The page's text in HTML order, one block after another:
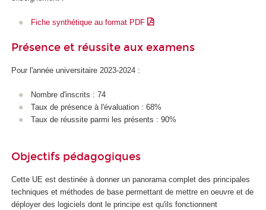
d
l
I
Fiche synthétique au format PDF
Présence et réussite aux examens
Pour l'année universitaire 2023-2024 :
Nombre d'inscrits : 74
Taux de présence à l'évaluation : 68%
Taux de réussite parmi les présents : 90%
Objectifs pédagogiques
Cette UE est destinée à donner un panorama complet des principales
techniques et méthodes de base permettant de mettre en oeuvre et de
déployer des logiciels dont le principe est qu'ils fonctionnent